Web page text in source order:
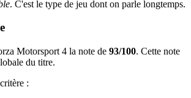
. C'est le type de jeu dont on parle longtemps.
Motorsport 4 la note de 93/100. Cette note
du titre.
: